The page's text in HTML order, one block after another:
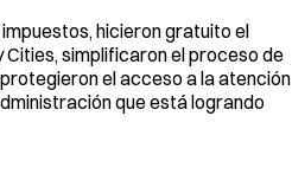
hicieron gratuito el
simplificaron el proceso de
el acceso a la atención
que está logrando